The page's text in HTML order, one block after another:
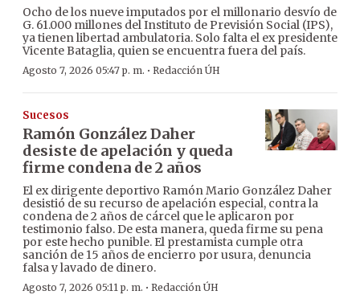
Ocho de los nueve imputados por el millonario desvío de
G. 61.000 millones del Instituto de Previsión Social (IPS),
ya tienen libertad ambulatoria. Solo falta el ex presidente
Vicente Bataglia, quien se encuentra fuera del país.
Agosto 7, 2026 05:47 p. m. · Redacción ÚH
Sucesos
Ramón González Daher
desiste de apelación y queda
firme condena de 2 años
El ex dirigente deportivo Ramón Mario González Daher
desistió de su recurso de apelación especial, contra la
condena de 2 años de cárcel que le aplicaron por
testimonio falso. De esta manera, queda firme su pena
por este hecho punible. El prestamista cumple otra
sanción de 15 años de encierro por usura, denuncia
falsa y lavado de dinero.
Agosto 7, 2026 05:11 p. m. · Redacción ÚH